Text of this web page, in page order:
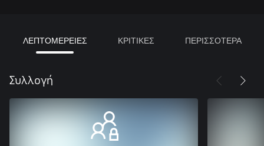
ΛΕΠΤΟΜΕΡΕΙΕΣ ΚΡΙΤΙΚΕΣ ΠΕΡΙΣΣΟΤΕΡΑ
Συλλογή